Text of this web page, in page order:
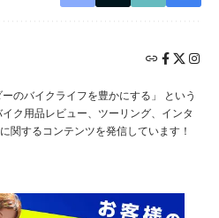
のバイクライフを豊かにする」 という
ク用品レビュー、ツーリング、インタ
関するコンテンツを発信しています！